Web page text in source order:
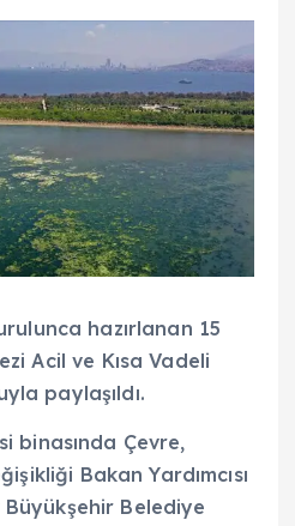
hazırlanan 15
Acil ve Kısa Vadeli
paylaşıldı.
binasında Çevre,
Bakan Yardımcısı
Belediye